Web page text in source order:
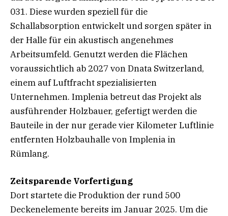
031. Diese wurden speziell für die
Schallabsorption entwickelt und sorgen später in
der Halle für ein akustisch angenehmes
Arbeitsumfeld. Genutzt werden die Flächen
voraussichtlich ab 2027 von Dnata Switzerland,
einem auf Luftfracht spezialisierten
Unternehmen. Implenia betreut das Projekt als
ausführender Holzbauer, gefertigt werden die
Bauteile in der nur gerade vier Kilometer Luftlinie
entfernten Holzbauhalle von Implenia in
Rümlang.
Zeitsparende Vorfertigung
Dort startete die Produktion der rund 500
Deckenelemente bereits im Januar 2025. Um die